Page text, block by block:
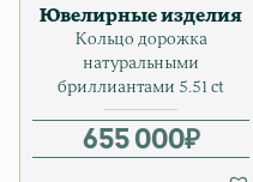
Ювелирные изделия
Кольцо дорожка
натуральными
бриллиантами 5.51 ct
655 000₽